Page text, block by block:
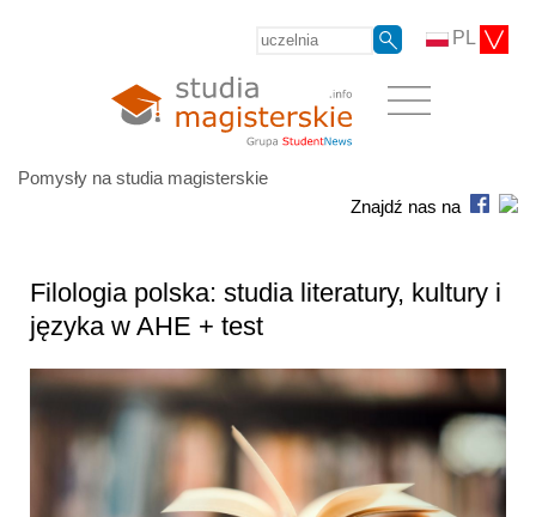
PL
Pomysły na studia magisterskie
Znajdź nas na
Filologia polska: studia literatury, kultury i
języka w AHE + test